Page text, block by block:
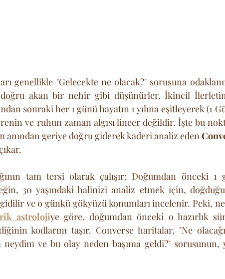
genellikle "Gelecekte ne olacak?" sorusuna
akan bir nehir gibi düşünürler. İkincil
sonraki her 1 günü hayatın 1 yılına eşitleyerek (1
ve ruhun zaman algısı lineer değildir. İşte bu
anından geriye doğru giderek kaderi analiz eden
tam tersi olarak çalışır: Doğumdan önceki 1
30 yaşındaki halinizi analiz etmek için,
ve o günkü gökyüzü konumları incelenir. Peki,
astrolojiye göre, doğumdan önceki o hazırlık
kodlarını taşır. Converse haritalar, "Ne
neydim ve bu olay neden başıma geldi?" sorusunun,